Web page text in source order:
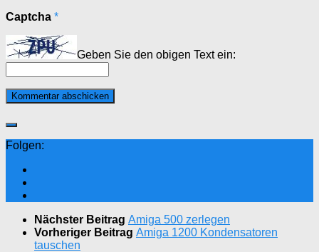
Captcha *
Geben Sie den obigen Text ein:
Folgen:
Nächster Beitrag Amiga 500 zerlegen
Vorheriger Beitrag Amiga 1200 Kondensatoren
tauschen